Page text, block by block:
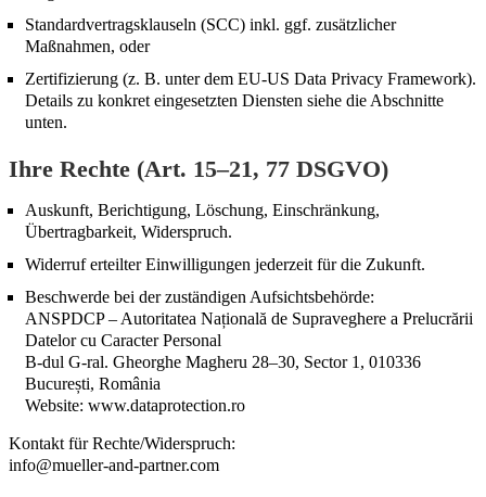
Standardvertragsklauseln (SCC) inkl. ggf. zusätzlicher
Maßnahmen, oder
Zertifizierung (z. B. unter dem EU-US Data Privacy Framework).
Details zu konkret eingesetzten Diensten siehe die Abschnitte
unten.
Ihre Rechte (Art. 15–21, 77 DSGVO)
Auskunft, Berichtigung, Löschung, Einschränkung,
Übertragbarkeit, Widerspruch.
Widerruf erteilter Einwilligungen jederzeit für die Zukunft.
Beschwerde bei der zuständigen Aufsichtsbehörde:
ANSPDCP – Autoritatea Națională de Supraveghere a Prelucrării
Datelor cu Caracter Personal
B-dul G-ral. Gheorghe Magheru 28–30, Sector 1, 010336
București, România
Website: www.dataprotection.ro
Kontakt für Rechte/Widerspruch:
info@mueller-and-partner.com